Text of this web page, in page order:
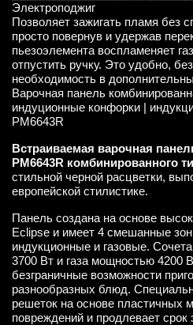
Электроподжиг
Позволяет зажигать пламя без
просто повернув и удержав
пьезоэлемента воспламеняет
отпустить ручку. Это удобно,
необходимость в
Варочная панель
индуционные конфорки |
PM6643R
Встраиваемая варочная
PM6643R комбинированного
стильной черной расцветки,
европейской стилистике.
Панель создана на основе
Eclipse и имеет 4 смешанные
индукционные и газовые.
3700 Вт и газа мощностью 4200
безграничные возможности
разнообразных блюд.
решеток на основе пластичных
повреждений и продлевает срок